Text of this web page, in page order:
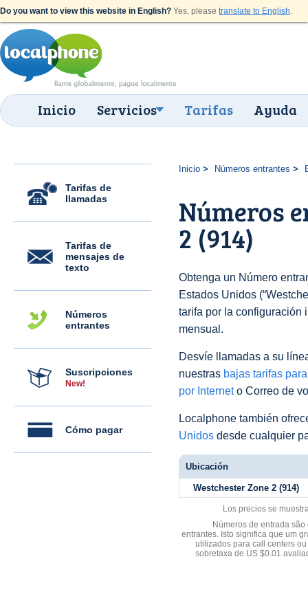
Do you want to view this website in English? Yes, please translate to English.
Inicio Servicios Tarifas Ayuda
Tarifas de
llamadas
Tarifas de
mensajes de
texto
Números
entrantes
Suscripciones
New!
Cómo pagar
Inicio Números entrantes
Números
2 (914)
Obtenga un Número
Estados Unidos
tarifa por la configuración
mensual.
Desvíe llamadas a su
nuestras bajas tarifas
por Interneto Correo de
Localphone también
Unidos desde cualquier
Ubicación
Westchester Zone 2 (914)
Los precios se
Números de entrada
entrantes. Isto significa que um
utilizados para call centers
sobretaxa de US $0.01